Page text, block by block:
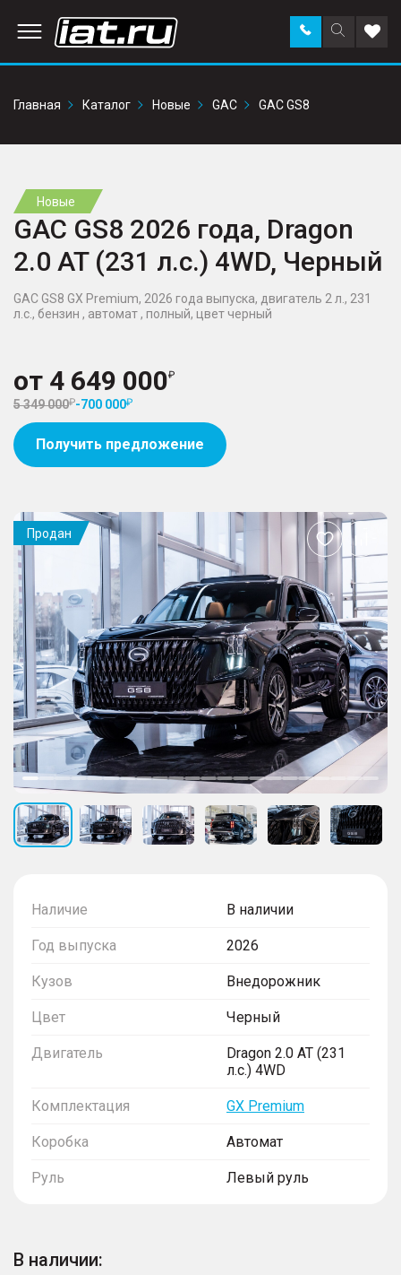
Поиск
по
Заказать
звонок в
Главная
Каталог Новые GAC GAC GS8
Новые
GAC GS8 2026 года, Dragon
2.0 AT (231 л.с.) 4WD, Черный
GAC GS8 GX Premium, 2026 года выпуска, двигатель 2 л., 231
л.с., бензин , автомат , полный, цвет черный
от 4 649 000
5 349 000 -700 000
Получить предложение
Наличие В наличии
Год выпуска 2026
Кузов Внедорожник
Цвет Черный
Двигатель
Dragon 2.0 AT (231
л.с.) 4WD
Комплектация GX Premium
Коробка Автомат
Руль Левый руль
В наличии:
Продан
Добавить
в
избранное